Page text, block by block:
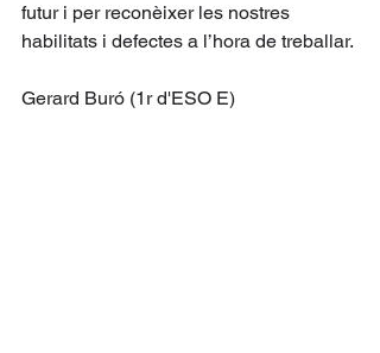
futur i per reconèixer les nostres
habilitats i defectes a l’hora de treballar.
Gerard Buró (1r d'ESO E)